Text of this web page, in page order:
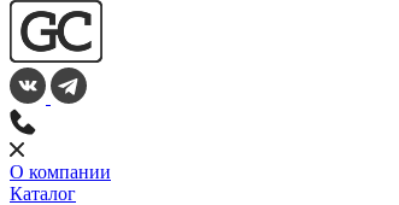
О компании
Каталог